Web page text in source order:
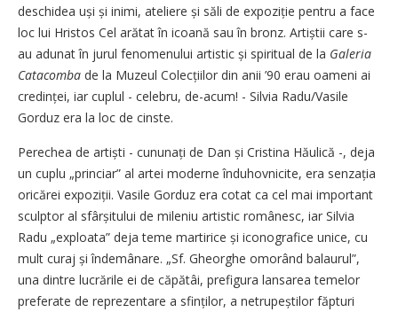
deschidea uși și inimi, ateliere și săli de expoziție pentru a face
loc lui Hristos Cel arătat în icoană sau în bronz. Artiștii care s-
au adunat în jurul fenomenului artistic și spiritual de la Galeria
Catacomba de la Muzeul Colecțiilor din anii ’90 erau oameni ai
credinței, iar cuplul - celebru, de-acum! - Silvia Radu/Vasile
Gorduz era la loc de cinste.
Perechea de artiști - cununați de Dan și Cristina Hăulică -, deja
un cuplu „princiar” al artei moderne înduhovnicite, era senzația
oricărei expoziții. Vasile Gorduz era cotat ca cel mai important
sculptor al sfâr­și­tului de mileniu artistic românesc, iar Silvia
Radu „exploata” deja teme martirice și iconografice unice, cu
mult curaj și îndemânare. „Sf. Gheor­ghe omorând balaurul”,
una dintre lucrările ei de căpătâi, prefigura lansarea temelor
preferate de reprezentare a sfinților, a netrupeștilor făpturi